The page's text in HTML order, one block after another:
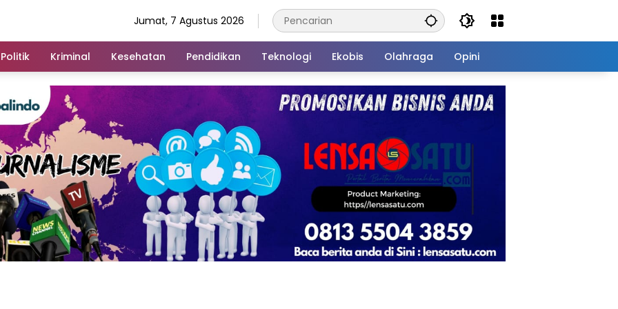
Jumat, 7 Agustus 2026
Politik Kriminal Kesehatan Pendidikan Teknologi Ekobis Olahraga Opini